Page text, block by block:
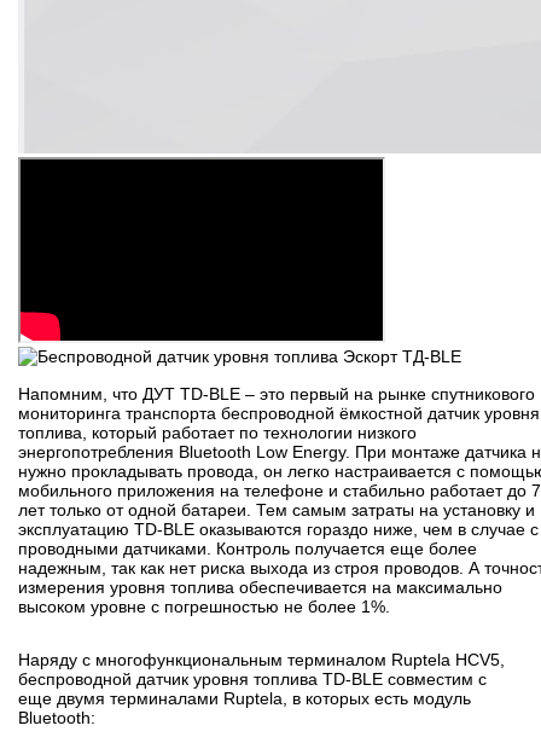
Напомним, что ДУТ TD-BLE – это первый на рынке спутникового
мониторинга транспорта беспроводной ёмкостной датчик уровня
топлива, который работает по технологии низкого
энергопотребления Bluetooth Low Energy. При монтаже датчика
нужно прокладывать провода, он легко настраивается с
мобильного приложения на телефоне и стабильно работает до 7
лет только от одной батареи. Тем самым затраты на установку и
эксплуатацию TD-BLE оказываются гораздо ниже, чем в случае с
проводными датчиками. Контроль получается еще более
надежным, так как нет риска выхода из строя проводов. А
измерения уровня топлива обеспечивается на максимально
высоком уровне с погрешностью не более 1%.
Наряду с многофункциональным терминалом Ruptela HCV5,
беспроводной датчик уровня топлива TD-BLE совместим с
еще двумя терминалами Ruptela, в которых есть модуль
Bluetooth: